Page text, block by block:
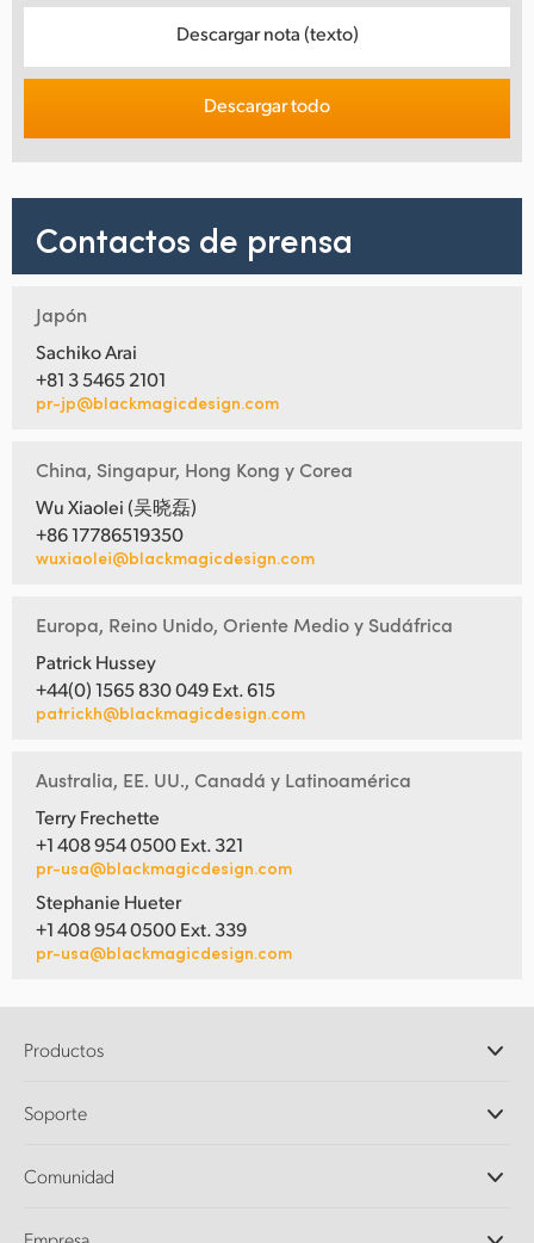
Descargar nota (texto)
Descargar todo
Contactos de prensa
Japón
Sachiko Arai
+81 3 5465 2101
pr-jp@blackmagicdesign.com
China, Singapur, Hong Kong y Corea
Wu Xiaolei (吴晓磊)
+86 17786519350
wuxiaolei@blackmagicdesign.com
Europa, Reino Unido, Oriente Medio y Sudáfrica
Patrick Hussey
+44(0) 1565 830 049 Ext. 615
patrickh@blackmagicdesign.com
Australia, EE. UU., Canadá y Latinoamérica
Terry Frechette
+1 408 954 0500 Ext. 321
pr-usa@blackmagicdesign.com
Stephanie Hueter
+1 408 954 0500 Ext. 339
pr-usa@blackmagicdesign.com
Productos
DaVinci Resolve y Fusion
Ultimatte
Captura y reproducción
Soporte
Centro de soporte técnico
Comunidad